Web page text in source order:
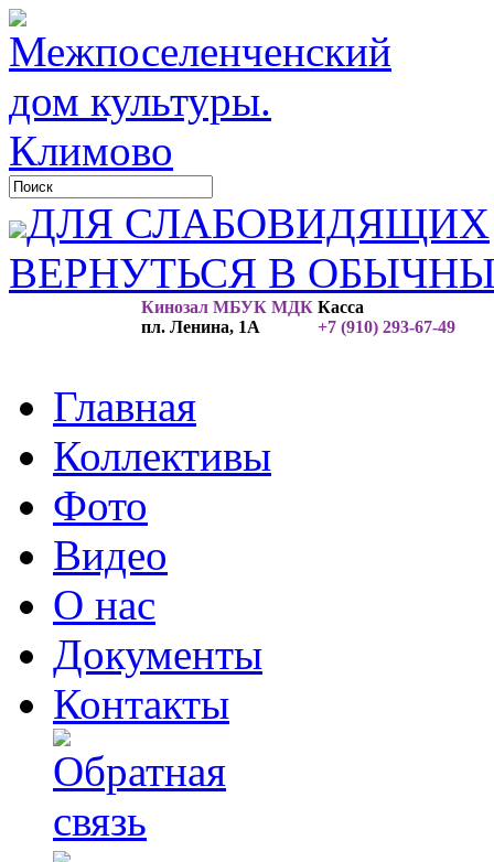
ДЛЯ СЛАБОВИДЯЩИХ
ВЕРНУТЬСЯ В
Кинозал МБУК МДК
пл. Ленина, 1А
Касса
+7 (910) 293-67-49
Главная
Коллективы
Фото
Видео
О нас
Документы
Контакты